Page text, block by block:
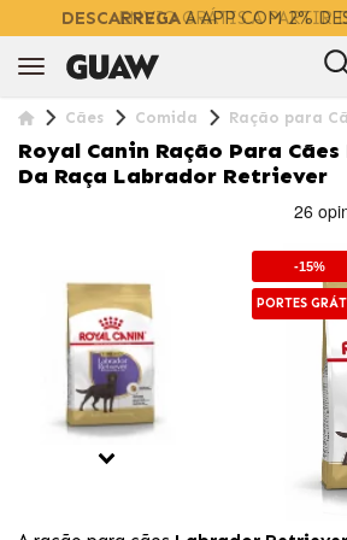
DESCARREGAA APP COM 2%
Cães Comida Ração para
Royal Canin Ração Para
Da Raça Labrador Retriever
-15%
PORTES